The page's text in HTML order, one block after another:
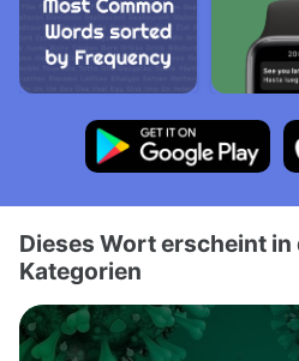
Dieses Wort erscheint in
Kategorien